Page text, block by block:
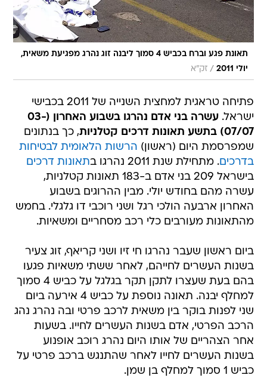
תאונת פגע וברח בכביש 4 סמוך ליבנה זוג נהרג מפגיעת משאית,
יולי 2011
/ זק"א
פתיחה טראגית למחצית השנייה של 2011 בכבישי
ישראל.
עשרה בני אדם נהרגו בשבוע האחרון (03-
07/07) בתשע תאונות דרכים קטלניות
, כך בנתונים
שמפרסמת היום (ראשון) הרשות הלאומית לבטיחות
בדרכים. מתחילת שנת 2011 נהרגו ב
תאונות דרכים
בישראל 209 בני אדם ב-183 תאונות קטלניות,
עשרה מהם בחודש יולי. מבין ההרוגים בשבוע
האחרון ארבעה הולכי רגל ושני רוכבי דו גלגלי. בחמש
מהתאונות מעורבים כלי רכב מסחריים ומשאיות.
ביום ראשון שעבר נהרגו חי זיו ושני קריאף, זוג צעיר
בשנות העשרים לחייהם, לאחר ששתי משאיות פגעו
בהם בעת שעצרו לתקן תקר בגלגל על כביש 4 סמוך
למחלף יבנה. תאונה נוספת על כביש 4 אירעה ביום
שני לפנות בוקר בין משאית לרכב פרטי ובה נהרג נהג
הרכב הפרטי, אדם בשנות העשרים לחייו. בשעות
אחר הצהריים של אותו היום נהרג רוכב אופנוע
בשנות העשרים לחייו לאחר שהתנגש ברכב פרטי על
כביש 1 סמוך למחלף בן שמן.